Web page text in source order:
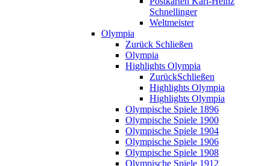
Schnellinger
Weltmeister
Olympia
Zurück Schließen
Olympia
Highlights Olympia
ZurückSchließen
Highlights Olympia
Highlights Olympia
Olympische Spiele 1896
Olympische Spiele 1900
Olympische Spiele 1904
Olympische Spiele 1906
Olympische Spiele 1908
Olympische Spiele 1912